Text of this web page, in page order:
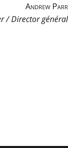
Andrew Parr
/ Director général